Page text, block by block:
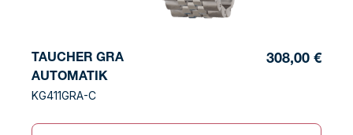
TAUCHER GRA
AUTOMATIK
KG411GRA-C
308,00 €